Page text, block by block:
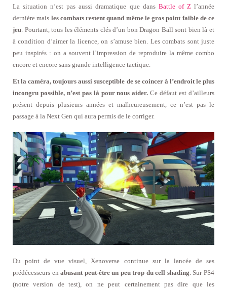
La situation n’est pas aussi dramatique que dans Battle of Zl’année
dernière mais les combats restent quand même le gros point faible de ce
jeu . Pourtant, tous les éléments clés d’un bon Dragon Ball sont bien là et
à condition d’aimer la licence, on s’amuse bien. Les combats sont juste
peu inspirés : on a souvent l’impression de reproduire la même combo
encore et encore sans grande intelligence tactique.
Et la caméra, toujours aussi susceptible de se coincer à l’endroit le plus
incongru possible, n’est pas là pour nous aider. Ce défaut est d’ailleurs
présent depuis plusieurs années et malheureusement, ce n’est pas le
passage à la Next Gen qui aura permis de le corriger.
Du point de vue visuel, Xenoverse continue sur la lancée de ses
prédécesseurs en abusant peut-être un peu trop du cell shading . Sur PS4
(notre version de test), on ne peut certainement pas dire que les